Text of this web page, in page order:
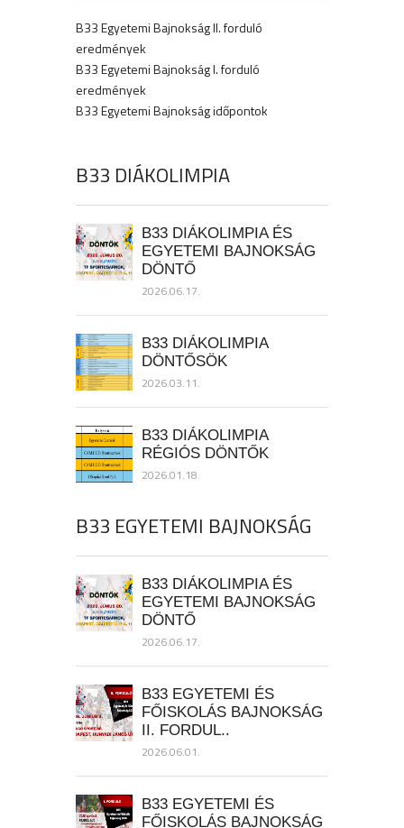
B33 Egyetemi Bajnokság II. forduló
eredmények
B33 Egyetemi Bajnokság I. forduló
eredmények
B33 Egyetemi Bajnokság időpontok
B33 DIÁKOLIMPIA
B33 DIÁKOLIMPIA ÉS
EGYETEMI BAJNOKSÁG
DÖNTŐ
2026.06.17.
B33 DIÁKOLIMPIA
DÖNTŐSÖK
2026.03.11.
B33 DIÁKOLIMPIA
RÉGIÓS DÖNTŐK
2026.01.18.
B33 EGYETEMI BAJNOKSÁG
B33 DIÁKOLIMPIA ÉS
EGYETEMI BAJNOKSÁG
DÖNTŐ
2026.06.17.
B33 EGYETEMI ÉS
FŐISKOLÁS BAJNOKSÁG
II. FORDUL..
2026.06.01.
B33 EGYETEMI ÉS
FŐISKOLÁS BAJNOKSÁG